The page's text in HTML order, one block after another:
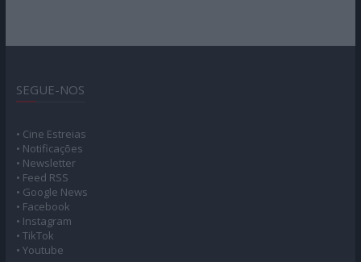
SEGUE-NOS
• Cine Estreias
• Notificações
• Newsletter
• Feed RSS
• Google News
• Facebook
• Instagram
• TikTok
• Youtube